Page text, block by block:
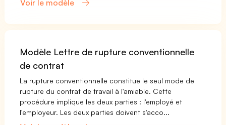
Voir le modèle
Modèle Lettre de rupture conventionnelle
de contrat
La rupture conventionnelle constitue le seul mode de
rupture du contrat de travail à l'amiable. Cette
procédure implique les deux parties : l'employé et
l'employeur. Les deux parties doivent s'acco...